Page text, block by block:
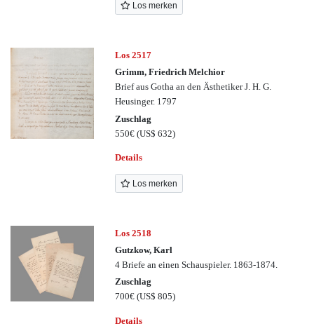
Los merken
Los 2517
Grimm, Friedrich Melchior
Brief aus Gotha an den Ästhetiker J. H. G.
Heusinger. 1797
Zuschlag
550€(US$ 632)
Details
Los merken
Los 2518
Gutzkow, Karl
4 Briefe an einen Schauspieler. 1863-1874.
Zuschlag
700€(US$ 805)
Details